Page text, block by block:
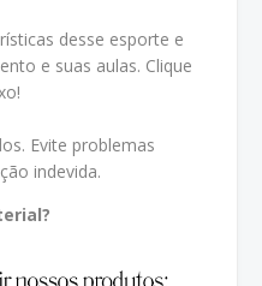
desse esporte e
e suas aulas. Clique
Evite problemas
indevida.